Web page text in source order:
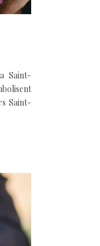
Saint-
Saint-